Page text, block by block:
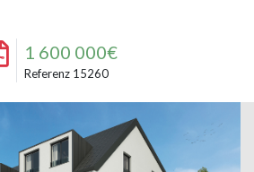
1 600 000€
Referenz 15260